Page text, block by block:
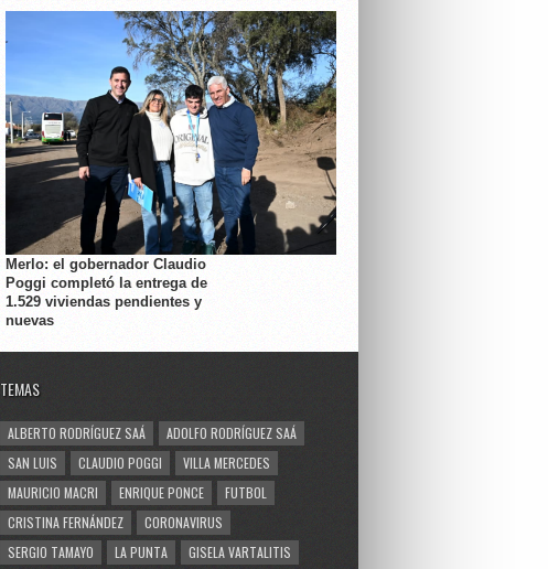
Merlo: el gobernador Claudio
Poggi completó la entrega de
1.529 viviendas pendientes y
nuevas
TEMAS
ALBERTO RODRÍGUEZ SAÁ
ADOLFO RODRÍGUEZ SAÁ
SAN LUIS
CLAUDIO POGGI
VILLA MERCEDES
MAURICIO MACRI
ENRIQUE PONCE
FUTBOL
CRISTINA FERNÁNDEZ
CORONAVIRUS
SERGIO TAMAYO
LA PUNTA
GISELA VARTALITIS